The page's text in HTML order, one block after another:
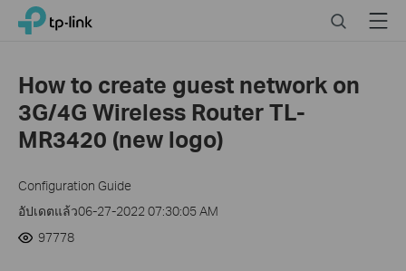
Click
navigation
TP-Link, Reliably Smart SearchMenu
How to create guest network on
3G/4G Wireless Router TL-
MR3420 (new logo)
Configuration Guide
อัปเดตแล้ว06-27-2022 07:30:05 AM
97778